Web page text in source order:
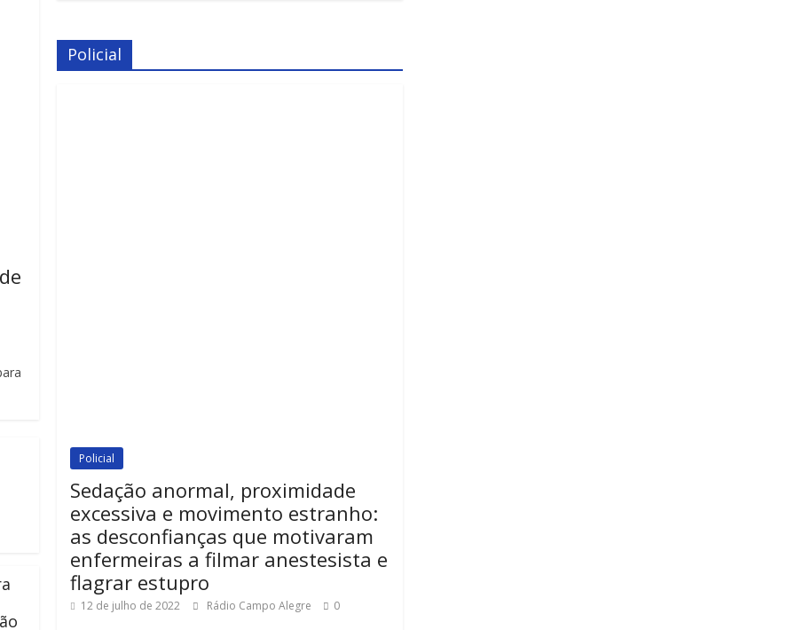
Policial
Policial
Sedação anormal, proximidade
excessiva e movimento estranho:
as desconfianças que motivaram
enfermeiras a filmar anestesista e
flagrar estupro
12 de julho de 2022 Rádio Campo Alegre 0